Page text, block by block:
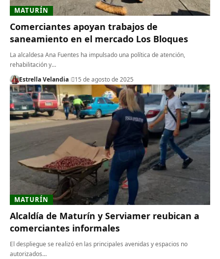
MATURÍN
Comerciantes apoyan trabajos de
saneamiento en el mercado Los Bloques
La alcaldesa Ana Fuentes ha impulsado una política de atención,
rehabilitación y…
Estrella Velandia
15 de agosto de 2025
MATURÍN
Alcaldía de Maturín y Serviamer reubican a
comerciantes informales
El despliegue se realizó en las principales avenidas y espacios no
autorizados…